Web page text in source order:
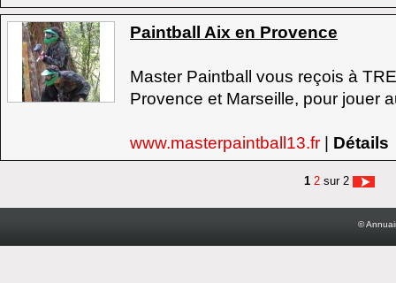
Paintball Aix en Provence
Master Paintball vous reçois à
Provence et Marseille, pour jouer
www.masterpaintball13.fr | Détails
1 2 sur 2
©